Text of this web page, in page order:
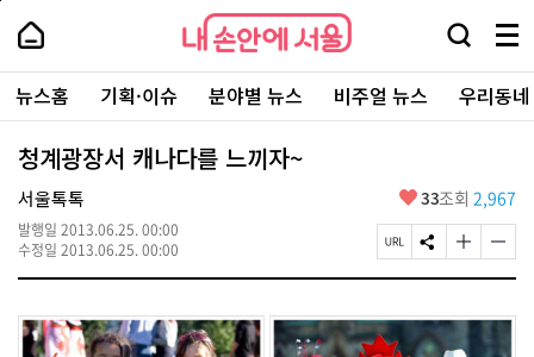
본
로
가
내
손
안
에
서
울
-
서
울
시
대
표
소
포
털
내
손
에
울
검
창
열
기
메
뉴
전
체
보
주
요
서
뉴스홈 기획·이슈 분야별 뉴스 비주얼 뉴스 우리동
청계광장서 캐나다를 느끼자~
서울톡톡
발행일 2013.06.25. 00:00
수정일 2013.06.25. 00:00
좋
요
33조회 2,967
페
이
U
R
L
S
N
공
유
하
글
자
기
게
글
자
기
작
게
페
상
단
로